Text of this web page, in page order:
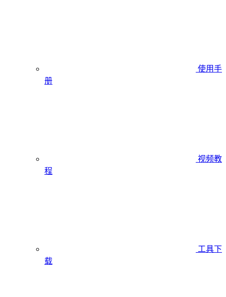
使用手
册
视频教
程
工具下
载